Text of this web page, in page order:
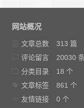
航
网站概况
文章总数
313 篇
评论留言
20030
分类目录
18 个
文章标签
861 个
友情链接
0 个